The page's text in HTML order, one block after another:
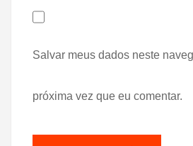
Salvar meus dados neste
próxima vez que eu comentar.